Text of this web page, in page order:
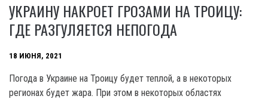
УКРАИНУ НАКРОЕТ ГРОЗАМИ НА ТРОИЦУ:
ГДЕ РАЗГУЛЯЕТСЯ НЕПОГОДА
18 ИЮНЯ, 2021
Погода в Украине на Троицу будет теплой, а в некоторых
регионах будет жара. При этом в некоторых областях